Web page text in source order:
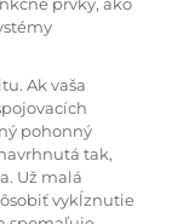
Ak vaša
pohonný
tak,
Už malá
vykĺznutie